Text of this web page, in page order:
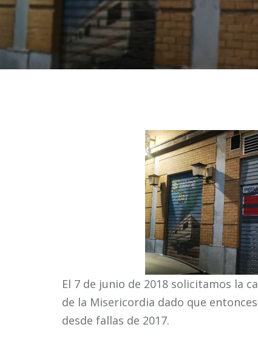
El 7 de junio de 2018 solicitamos la
de la Misericordia dado que
desde fallas de 2017.